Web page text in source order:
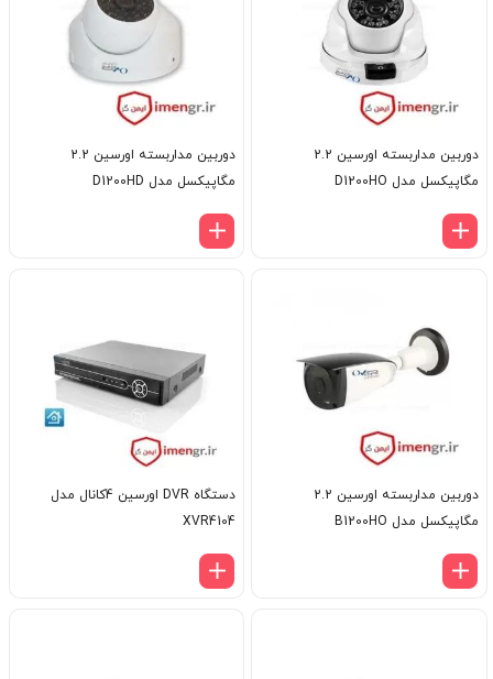
دوربین مداربسته اورسین 2.2
مگاپیکسل مدل D1200HO
دوربین مداربسته اورسین 2.2
مگاپیکسل مدل D1200HD
دوربین مداربسته اورسین 2.2
مگاپیکسل مدل B1200HO
دستگاه DVR اورسین 4کانال مدل
XVR4104